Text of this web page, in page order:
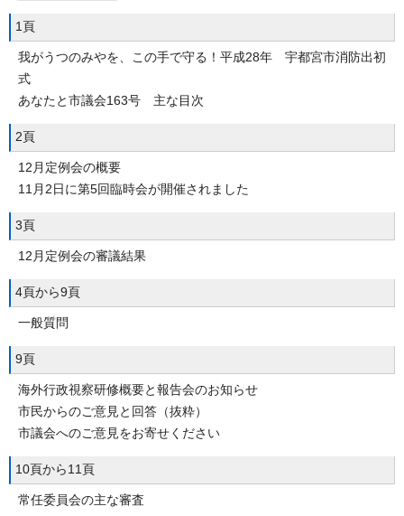
1頁
我がうつのみやを、この手で守る！平成28年 宇都宮市消防出初
式
あなたと市議会163号 主な目次
2頁
12月定例会の概要
11月2日に第5回臨時会が開催されました
3頁
12月定例会の審議結果
4頁から9頁
一般質問
9頁
海外行政視察研修概要と報告会のお知らせ
市民からのご意見と回答（抜粋）
市議会へのご意見をお寄せください
10頁から11頁
常任委員会の主な審査